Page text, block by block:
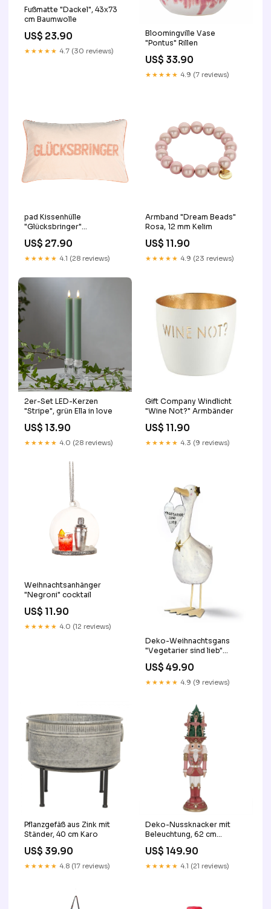
Fußmatte "Dackel", 43x73
cm Baumwolle
US$ 23.90
★★★★★ 4.7 (30 reviews)
Bloomingville Vase
"Pontus" Rillen
US$ 33.90
★★★★★ 4.9 (7 reviews)
pad Kissenhülle
"Glücksbringer"
sand/apricot, 30x50 cm
Osterei
US$ 27.90
★★★★★ 4.1 (28 reviews)
Armband "Dream Beads"
Rosa, 12 mm Kelim
US$ 11.90
★★★★★ 4.9 (23 reviews)
2er-Set LED-Kerzen
"Stripe", grün Ella in love
US$ 13.90
★★★★★ 4.0 (28 reviews)
Gift Company Windlicht
"Wine Not?" Armbänder
US$ 11.90
★★★★★ 4.3 (9 reviews)
Weihnachtsanhänger
"Negroni" cocktail
US$ 11.90
★★★★★ 4.0 (12 reviews)
Deko-Weihnachtsgans
"Vegetarier sind lieb"
Kikkerland
US$ 49.90
★★★★★ 4.9 (9 reviews)
Pflanzgefäß aus Zink mit
Ständer, 40 cm Karo
US$ 39.90
★★★★★ 4.8 (17 reviews)
Deko-Nussknacker mit
Beleuchtung, 62 cm
Vogelbad
US$ 149.90
★★★★★ 4.1 (21 reviews)